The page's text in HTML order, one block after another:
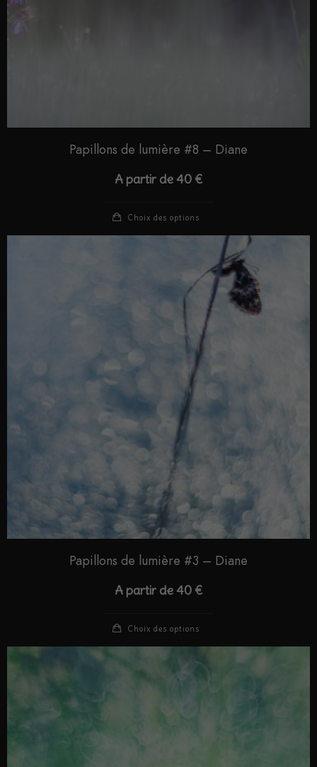
Papillons de lumière #8 – Diane
A partir de 40 €
Choix des options
Papillons de lumière #3 – Diane
A partir de 40 €
Choix des options